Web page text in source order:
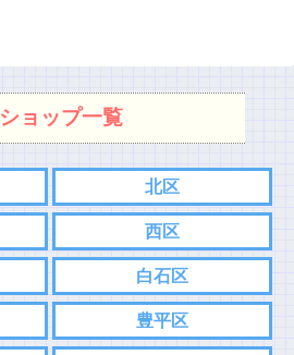
ショップ一覧
北区
西区
白石区
豊平区